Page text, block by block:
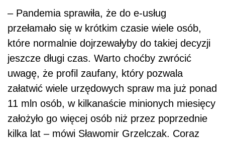
– Pandemia sprawiła, że do e-usług
przełamało się w krótkim czasie wiele osób,
które normalnie dojrzewałyby do takiej decyzji
jeszcze długi czas. Warto choćby zwrócić
uwagę, że profil zaufany, który pozwala
załatwić wiele urzędowych spraw ma już ponad
11 mln osób, w kilkanaście minionych miesięcy
założyło go więcej osób niż przez poprzednie
kilka lat – mówi Sławomir Grzelczak. Coraz